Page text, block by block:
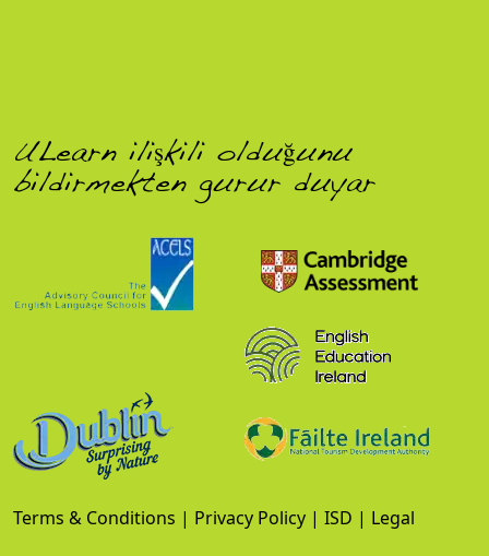
ULearn ilişkili olduğunu
bildirmekten gurur duyar
Terms & Conditions | Privacy Policy | ISD | Legal